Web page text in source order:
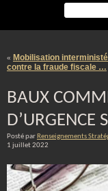
« Mobilisation
contre la fraude fiscale …
BAUX
D’URGENCE
Posté par Renseignements
1 juillet 2022